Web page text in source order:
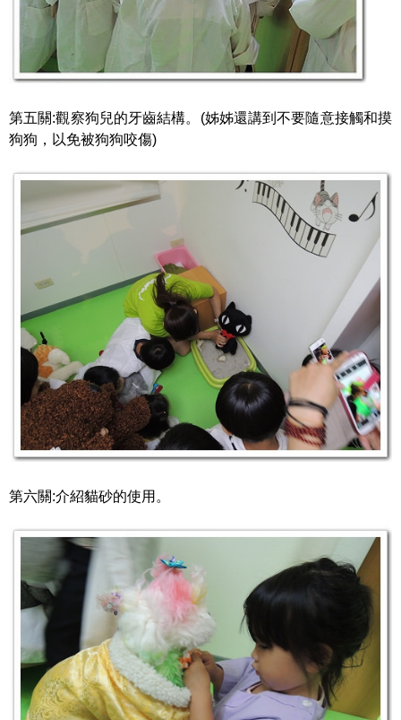
第五關:觀察狗兒的牙齒結構。(姊姊還講到不要隨意接觸和摸
狗狗，以免被狗狗咬傷)
第六關:介紹貓砂的使用。